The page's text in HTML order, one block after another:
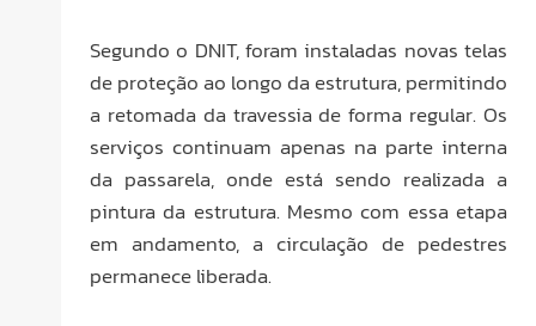
Segundo o DNIT, foram instaladas novas telas
de proteção ao longo da estrutura, permitindo
a retomada da travessia de forma regular. Os
serviços continuam apenas na parte interna
da passarela, onde está sendo realizada a
pintura da estrutura. Mesmo com essa etapa
em andamento, a circulação de pedestres
permanece liberada.